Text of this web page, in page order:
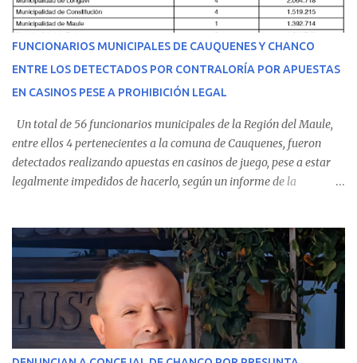
del personal de emergencia terminó falleciendo, sin alcanzar a
recibir atención especializada en el centro de destino. Apenas se
conoció la gravedad de su condición, sus padres —residentes en
Villarrica— se trasladaron a Cauquenes con la esperanza de una
evolución favorable. No obstante, alrededo...
FUNCIONARIOS MUNICIPALES DE CAUQUENES Y CHANCO
ENTRE LOS DETECTADOS POR CONTRALORÍA POR APUESTAS
EN CASINOS PESE A PROHIBICIÓN LEGAL
Un total de 56 funcionarios municipales de la Región del Maule,
entre ellos 4 pertenecientes a la comuna de Cauquenes, fueron
detectados realizando apuestas en casinos de juego, pese a estar
legalmente impedidos de hacerlo, según un informe de la
estableció que estos funcionarios —quienes administran o
custodian fondos públicos— efectuaron transacciones por un
monto total de $116.075.918 entre enero de 2024 y junio de 2025.
En el detalle regional, se indica que en la comuna de Cauquenes se
identificó a cuatro funcionarios involucrados en este tipo de
operaciones. Asimismo, se precisa que uno de los casos
corresponde a un funcionario de la Municipalidad de Chanco,